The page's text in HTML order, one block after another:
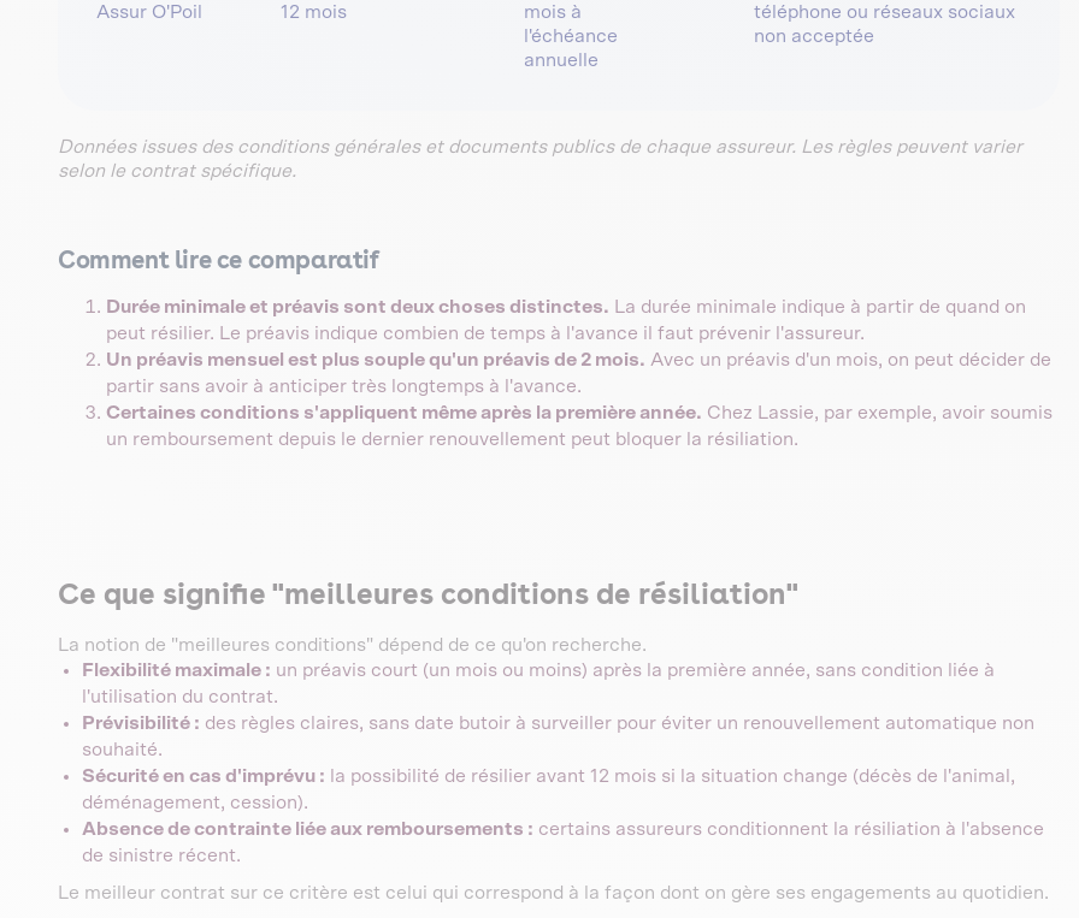
Assur O'Poil 12 mois
mois à
l'échéance
annuelle
téléphone ou réseaux sociaux
non acceptée
Données issues des conditions générales et documents publics de chaque assureur. Les règles peuvent varier
selon le contrat spécifique.
Comment lire ce comparatif
Durée minimale et préavis sont deux choses distinctes. La durée minimale indique à partir de quand on
peut résilier. Le préavis indique combien de temps à l'avance il faut prévenir l'assureur.
Un préavis mensuel est plus souple qu'un préavis de 2 mois. Avec un préavis d'un mois, on peut décider de
partir sans avoir à anticiper très longtemps à l'avance.
Certaines conditions s'appliquent même après la première année. Chez Lassie, par exemple, avoir soumis
un remboursement depuis le dernier renouvellement peut bloquer la résiliation.
Ce que signifie "meilleures conditions de résiliation"
La notion de "meilleures conditions" dépend de ce qu'on recherche.
Flexibilité maximale : un préavis court (un mois ou moins) après la première année, sans condition liée à
l'utilisation du contrat.
Prévisibilité : des règles claires, sans date butoir à surveiller pour éviter un renouvellement automatique non
souhaité.
Sécurité en cas d'imprévu : la possibilité de résilier avant 12 mois si la situation change (décès de l'animal,
déménagement, cession).
Absence de contrainte liée aux remboursements : certains assureurs conditionnent la résiliation à l'absence
de sinistre récent.
Le meilleur contrat sur ce critère est celui qui correspond à la façon dont on gère ses engagements au quotidien.